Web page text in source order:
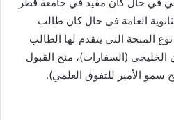
في حال كان مقيد في جامعة قطر
العامة في حال كان طالب
المنحة التي يتقدم لها الطالب
(السفارات)، منح القبول
سمو الأمير للتفوق العلمي).